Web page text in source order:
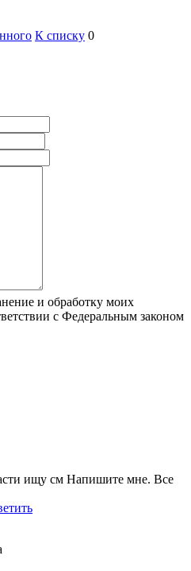
К списку 0
и обработку моих
с Федеральным законом
ищу см Напишите мне. Все